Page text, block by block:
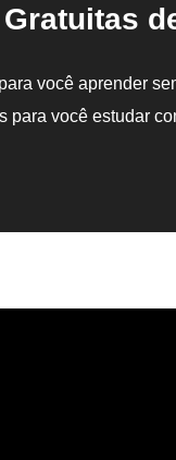
para você aprender
para você estudar